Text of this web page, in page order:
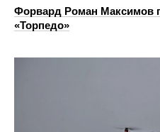
Форвард Роман Максимов
«Торпедо»